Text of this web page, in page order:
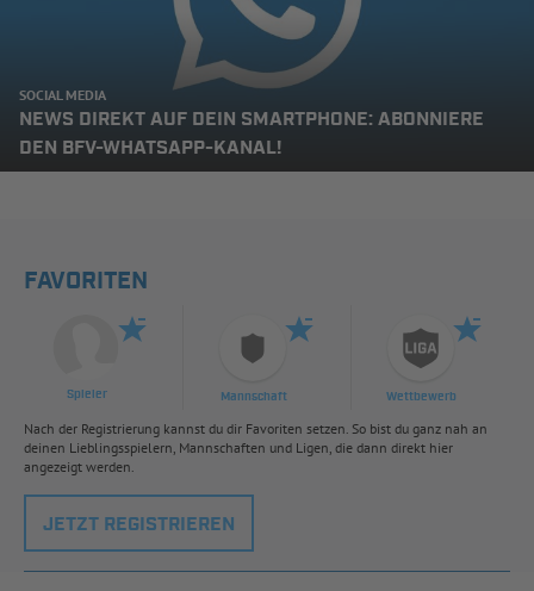
SOCIAL MEDIA
NEWS DIREKT AUF DEIN SMARTPHONE: ABONNIERE
DEN BFV-WHATSAPP-KANAL!
FAVORITEN
Spieler Mannschaft Wettbewerb
Nach der Registrierung kannst du dir Favoriten setzen. So bist du ganz nah an
deinen Lieblingsspielern, Mannschaften und Ligen, die dann direkt hier
angezeigt werden.
JETZT REGISTRIEREN